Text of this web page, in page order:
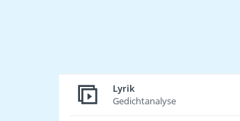
Lyrik
Gedichtanalyse